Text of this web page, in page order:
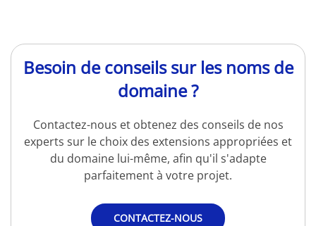
Besoin de conseils sur les noms de
domaine ?
Contactez-nous et obtenez des conseils de nos
experts sur le choix des extensions appropriées et
du domaine lui-même, afin qu'il s'adapte
parfaitement à votre projet.
CONTACTEZ-NOUS